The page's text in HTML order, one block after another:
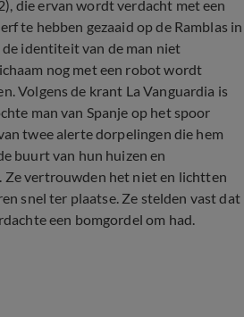
die ervan wordt verdacht met een
te hebben gezaaid op de Ramblas in
identiteit van de man niet
nog met een robot wordt
Volgens de krant La Vanguardia is
man van Spanje op het spoor
twee alerte dorpelingen die hem
buurt van hun huizen en
Ze vertrouwden het niet en lichtten
snel ter plaatse. Ze stelden vast dat
een bomgordel om had.